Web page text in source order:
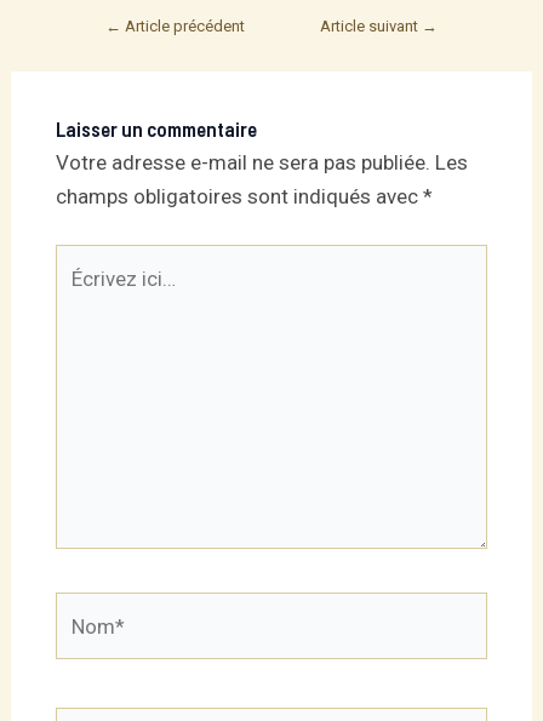
Post← Article précédent Article suivant →
Laisser un commentaire
Votre adresse e-mail ne sera pas publiée. Les
champs obligatoires sont indiqués avec *
ici…